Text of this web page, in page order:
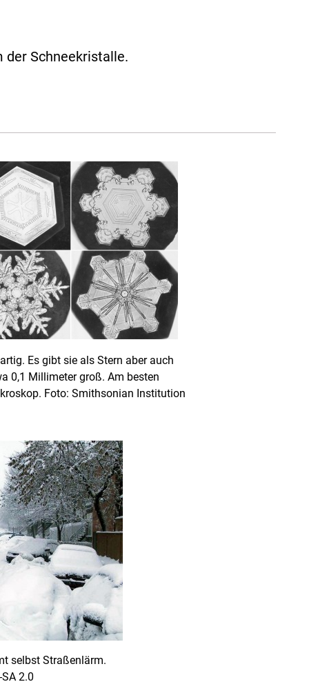
der Schneekristalle.
Es gibt sie als Stern aber auch
0,1 Millimeter groß. Am besten
Foto: Smithsonian Institution
selbst Straßenlärm.
2.0